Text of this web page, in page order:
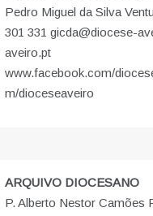
Pedro Miguel da Silva
301 331 gicda@diocese-
aveiro.pt
www.facebook.com/
m/dioceseaveiro
ARQUIVO DIOCESANO
P. Alberto Nestor Camões